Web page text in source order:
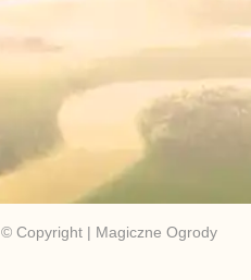
© Copyright | Magiczne Ogrody